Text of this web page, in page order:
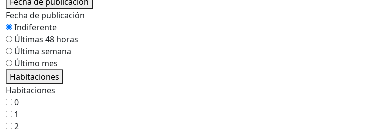
Fecha de publicación
Indiferente
Últimas 48 horas
Última semana
Último mes
Habitaciones
Habitaciones
0
1
2